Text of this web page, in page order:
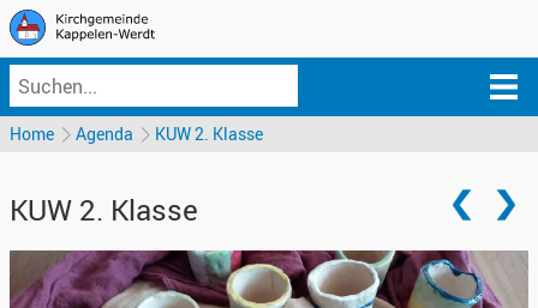
Home Agenda KUW 2. Klasse
KUW 2. Klasse